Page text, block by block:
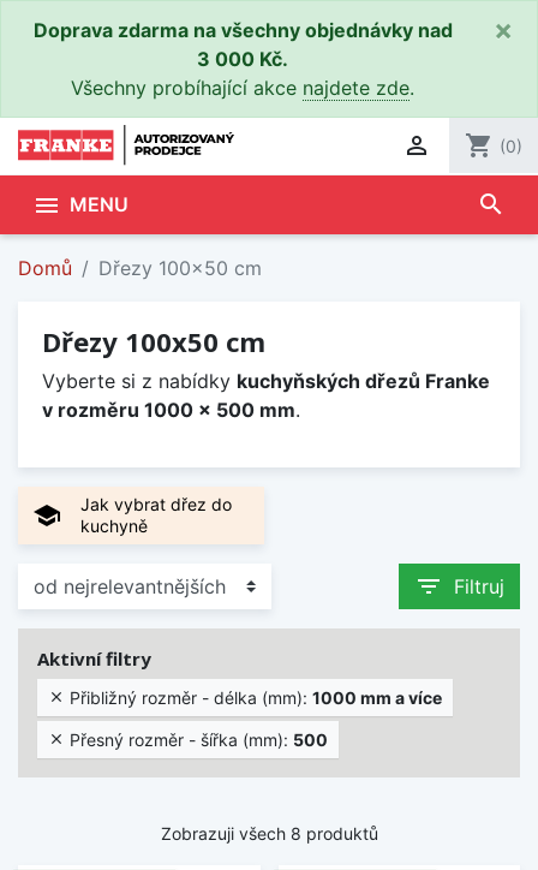
Doprava zdarma na všechny objednávky nad
3 000 Kč.
Všechny probíhající akce najdete zde.
×
 shopping_cart (0)
 MENU search
Domů Dřezy 100x50 cm
Dřezy 100x50 cm
Vyberte si z nabídky kuchyňských dřezů Franke
v rozměru 1000 x 500 mm.
school
Jak vybrat dřez do
kuchyně
filter_list Filtruj
Aktivní filtry
 Přibližný rozměr - délka (mm): 1000 mm a více
 Přesný rozměr - šířka (mm): 500
Zobrazuji všech 8 produktů